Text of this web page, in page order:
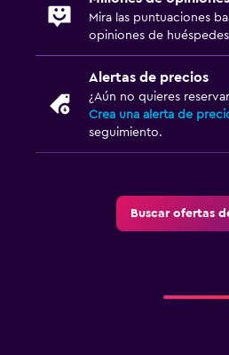
Senderismo
Paseos a caballo
Salud y seguridad
Botiquín de primeros auxilios
Cámaras CCTV en zonas comunes
Sistema de entretenimiento
Mira las puntuaciones
opiniones de
Alertas de precios
¿Aún no quieres
Crea una alerta de
seguimiento.
Buscar ofertas